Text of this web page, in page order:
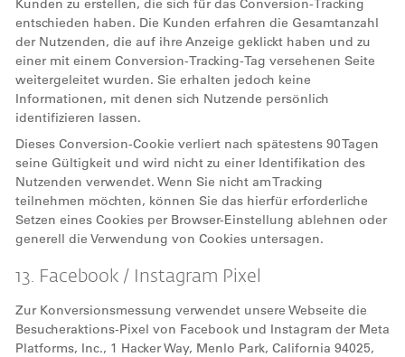
Kunden zu erstellen, die sich für das Conversion-Tracking
entschieden haben. Die Kunden erfahren die Gesamtanzahl
der Nutzenden, die auf ihre Anzeige geklickt haben und zu
einer mit einem Conversion-Tracking-Tag versehenen Seite
weitergeleitet wurden. Sie erhalten jedoch keine
Informationen, mit denen sich Nutzende persönlich
identifizieren lassen.
Dieses Conversion-Cookie verliert nach spätestens 90 Tagen
seine Gültigkeit und wird nicht zu einer Identifikation des
Nutzenden verwendet. Wenn Sie nicht am Tracking
teilnehmen möchten, können Sie das hierfür erforderliche
Setzen eines Cookies per Browser-Einstellung ablehnen oder
generell die Verwendung von Cookies untersagen.
13. Facebook / Instagram Pixel
Zur Konversionsmessung verwendet unsere Webseite die
Besucheraktions-Pixel von Facebook und Instagram der Meta
Platforms, Inc., 1 Hacker Way, Menlo Park, California 94025,